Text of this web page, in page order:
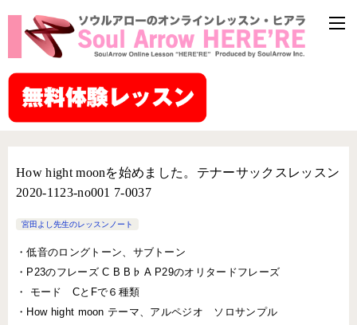
How hight moonを始めました。テナーサックスレッスン
2020-1123-no001 7-0037
宮田よし先生のレッスンノート
・低音のロングトーン、サブトーン
・P23のフレーズ C B B♭ A P29のオリタードフレーズ
・ モード CとFで６種類
・How hight moon テーマ、アルペジオ ソロサンプル